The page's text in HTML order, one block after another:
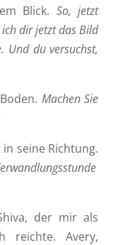
Blick. So, jetzt
dir jetzt das Bild
Und du versuchst,
Machen Sie
seine Richtung.
der mir als
reichte. Avery,